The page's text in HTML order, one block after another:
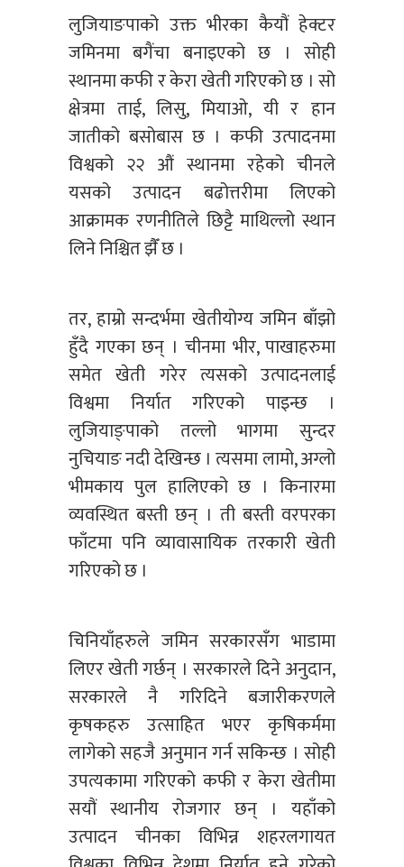
लुजियाङपाको उक्त भीरका कैयौं हेक्टर
जमिनमा बगैंचा बनाइएको छ । सोही
स्थानमा कफी र केरा खेती गरिएको छ । सो
क्षेत्रमा ताई, लिसु, मियाओ, यी र हान
जातीको बसोबास छ । कफी उत्पादनमा
विश्वको २२ औं स्थानमा रहेको चीनले
यसको उत्पादन बढोत्तरीमा लिएको
आक्रामक रणनीतिले छिट्टै माथिल्लो स्थान
लिने निश्चित झैँ छ ।
तर, हाम्रो सन्दर्भमा खेतीयोग्य जमिन बाँझो
हुँदै गएका छन् । चीनमा भीर, पाखाहरुमा
समेत खेती गरेर त्यसको उत्पादनलाई
विश्वमा निर्यात गरिएको पाइन्छ ।
लुजियाङ्पाको तल्लो भागमा सुन्दर
नुचियाङ नदी देखिन्छ । त्यसमा लामो, अग्लो
भीमकाय पुल हालिएको छ । किनारमा
व्यवस्थित बस्ती छन् । ती बस्ती वरपरका
फाँटमा पनि व्यावासायिक तरकारी खेती
गरिएको छ ।
चिनियाँहरुले जमिन सरकारसँग भाडामा
लिएर खेती गर्छन् । सरकारले दिने अनुदान,
सरकारले नै गरिदिने बजारीकरणले
कृषकहरु उत्साहित भएर कृषिकर्ममा
लागेको सहजै अनुमान गर्न सकिन्छ । सोही
उपत्यकामा गरिएको कफी र केरा खेतीमा
सयौं स्थानीय रोजगार छन् । यहाँको
उत्पादन चीनका विभिन्न शहरलगायत